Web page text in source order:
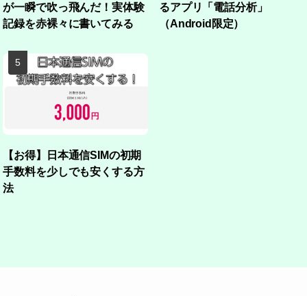
が一瞬で吹っ飛んだ！実体験
記録を赤裸々に書いてみる
るアプリ「電話分析」
（Android限定）
【お得】日本通信SIMの初期
手数料を少しでも安くする方
法